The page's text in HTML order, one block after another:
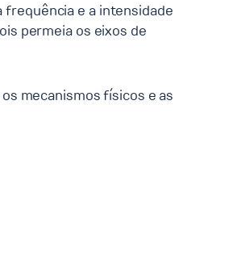
e a intensidade
permeia os eixos de
mecanismos físicos e as